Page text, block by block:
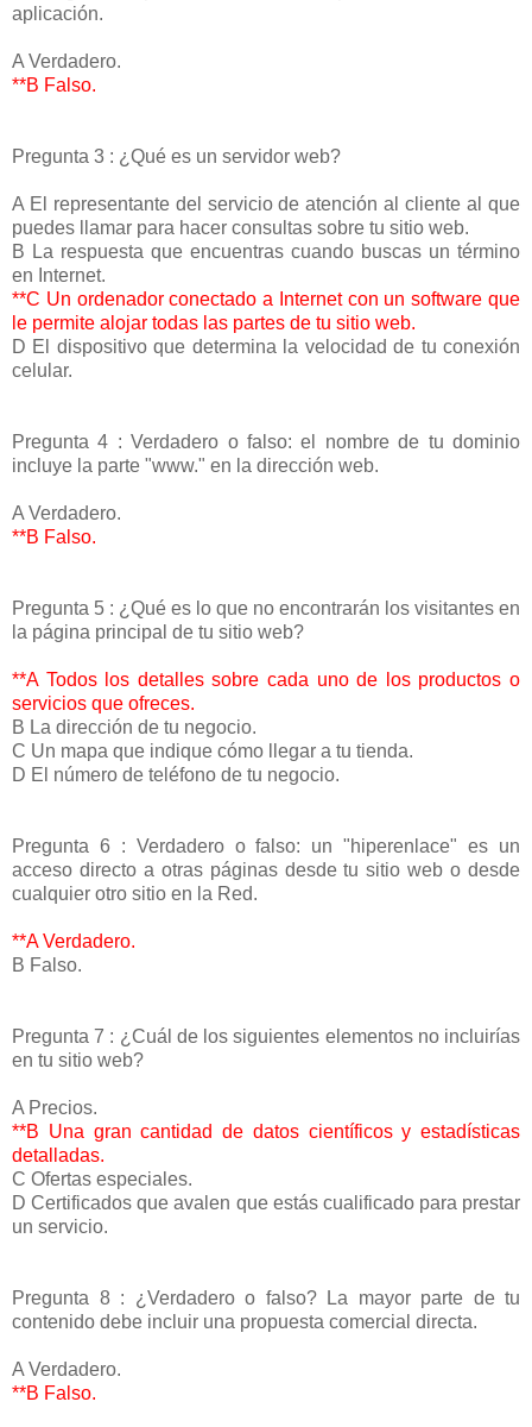
aplicación.
A Verdadero.
**B Falso.
Pregunta 3 : ¿Qué es un servidor web?
A El representante del servicio de atención al cliente al que
puedes llamar para hacer consultas sobre tu sitio web.
B La respuesta que encuentras cuando buscas un término
en Internet.
**C Un ordenador conectado a Internet con un software que
le permite alojar todas las partes de tu sitio web.
D El dispositivo que determina la velocidad de tu conexión
celular.
Pregunta 4 : Verdadero o falso: el nombre de tu dominio
incluye la parte "www." en la dirección web.
A Verdadero.
**B Falso.
Pregunta 5 : ¿Qué es lo que no encontrarán los visitantes en
la página principal de tu sitio web?
**A Todos los detalles sobre cada uno de los productos o
servicios que ofreces.
B La dirección de tu negocio.
C Un mapa que indique cómo llegar a tu tienda.
D El número de teléfono de tu negocio.
Pregunta 6 : Verdadero o falso: un "hiperenlace" es un
acceso directo a otras páginas desde tu sitio web o desde
cualquier otro sitio en la Red.
**A Verdadero.
B Falso.
Pregunta 7 : ¿Cuál de los siguientes elementos no incluirías
en tu sitio web?
A Precios.
**B Una gran cantidad de datos científicos y estadísticas
detalladas.
C Ofertas especiales.
D Certificados que avalen que estás cualificado para prestar
un servicio.
Pregunta 8 : ¿Verdadero o falso? La mayor parte de tu
contenido debe incluir una propuesta comercial directa.
A Verdadero.
**B Falso.